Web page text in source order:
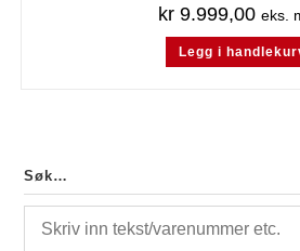
kr 9.999,00 eks.
Legg i
Søk…